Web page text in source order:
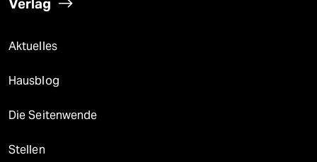
Verlag
Aktuelles
Hausblog
Die Seitenwende
Stellen